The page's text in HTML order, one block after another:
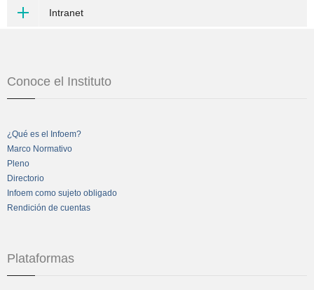
Intranet
Conoce el Instituto
¿Qué es el Infoem?
Marco Normativo
Pleno
Directorio
Infoem como sujeto obligado
Rendición de cuentas
Plataformas